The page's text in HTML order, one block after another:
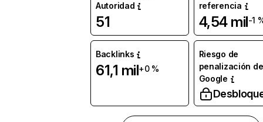
Autoridad
51
referencia
4,54 mil-1
Backlinks
61,1 mil+0 %
Riesgo de
penalización de
Google